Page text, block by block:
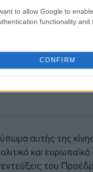
to allow Google to
functionality and
CONFIRM
αυτής της
και ευρωπαϊκό
του